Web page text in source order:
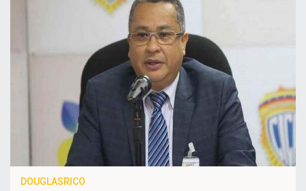
DOUGLASRICO